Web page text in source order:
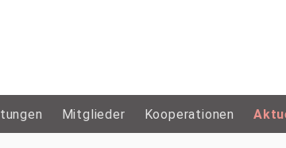
Mitglieder Kooperationen